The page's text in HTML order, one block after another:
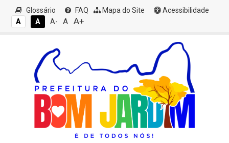
Glossário FAQ Mapa do Site
Acessibilidade
A
A A- A A+